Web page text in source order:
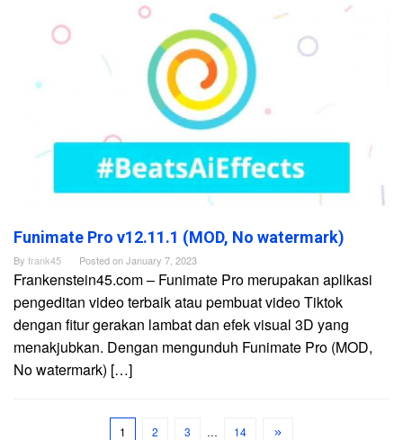
Funimate Pro v12.11.1 (MOD, No watermark)
By frank45 Posted onJanuary 7, 2023
Frankenstein45.com – Funimate Pro merupakan aplikasi
pengeditan video terbaik atau pembuat video Tiktok
dengan fitur gerakan lambat dan efek visual 3D yang
menakjubkan. Dengan mengunduh Funimate Pro (MOD,
No watermark) […]
1 2 3 … 14